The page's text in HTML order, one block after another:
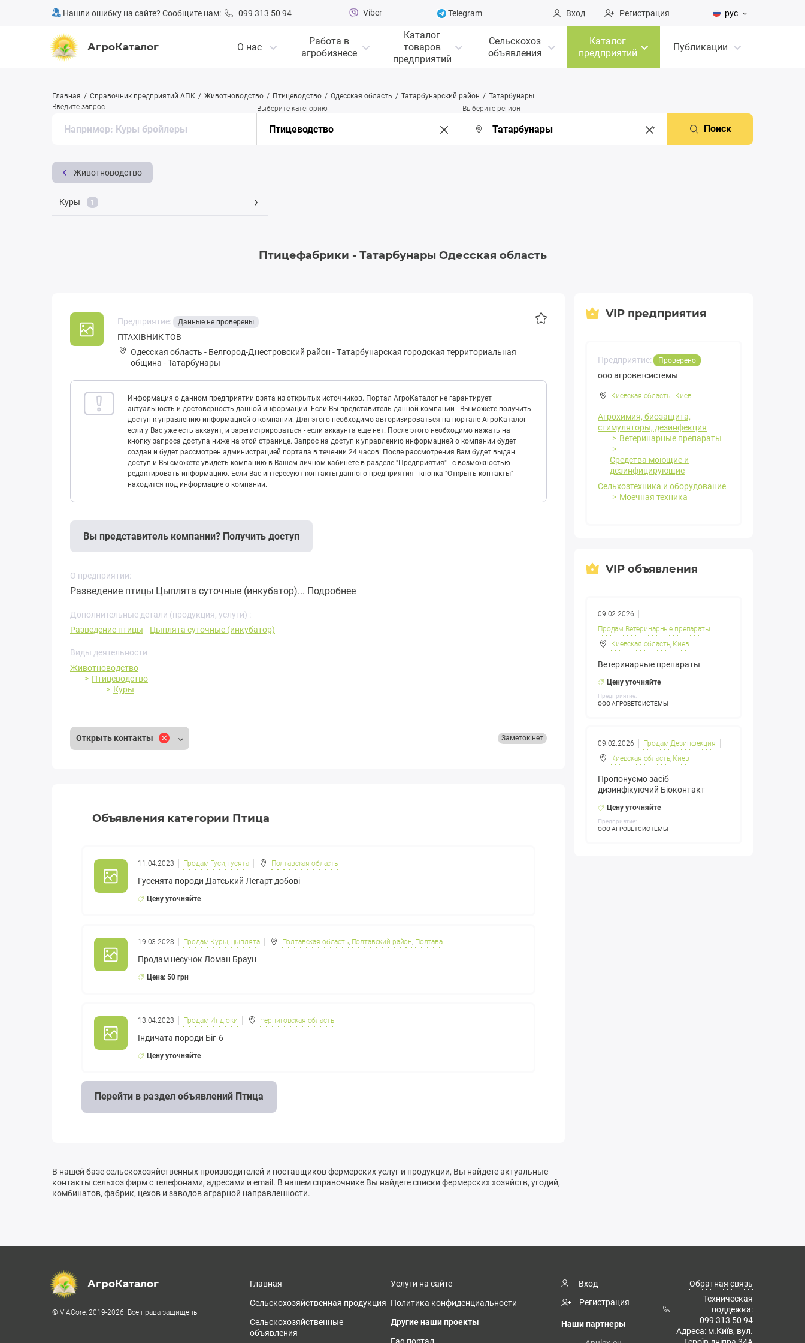
Нашли ошибку на сайте? Сообщите нам: 099 313 50 94 Viber Telegram Вход Регистрация рус
АгроКаталог О нас
Работа в
агробизнесе
Каталог
товаров
предприятий
Сельскохоз
объявления
Каталог
предприятий
Публикации
Главная Справочник предприятий АПК Животноводство Птицеводство Одесская область Татарбунарский район
Татарбунары
Введите запрос
Выберите категорию Выберите регион
Поиск
Животноводство
Куры 1
Птицефабрики - Татарбунары Одесская область
Предприятие: Данные не проверены
ПТАХІВНИК ТОВ
Одесская область - Белгород-Днестровский район -Тaтapбунapская городская территориальная
община -Татарбунары
Информация о данном предприятии взята из открытых источников. Портал АгроКаталог не гарантирует
актуальность и достоверность данной информации. Если Вы представитель данной компании - Вы можете получить
доступ к управлению информацией о компании. Для этого необходимо авторизироваться на портале АгроКаталог -
если у Вас уже есть аккаунт, и зарегистрироваться - если аккаунта еще нет. После этого необходимо нажать на
кнопку запроса доступа ниже на этой странице. Запрос на доступ к управлению информацией о компании будет
создан и будет рассмотрен администрацией портала в течении 24 часов. После рассмотрения Вам будет выдан
доступ и Вы сможете увидеть компанию в Вашем личном кабинете в разделе "Предприятия" - с возможностью
редактировать информацию. Если Вас интересуют контакты данного предприятия - кнопка "Открыть контакты"
находится под информацие о компании.
Вы представитель компании? Получить доступ
О предприятии:
Разведение птицы Цыплята суточные (инкубатор)... Подробнее
Дополнительные детали (продукция, услуги) :
Разведение птицы
Цыплята суточные (инкубатор)
Виды деятельности
Животноводство
Птицеводство
Куры
Открыть контакты Заметок нет
Объявления категории Птица
11.04.2023 Продам Гуси, гусята Полтавская область
Гусенята породи Датський Легарт добові
Цену уточняйте
19.03.2023 Продам Куры, цыплята Полтавская область, Полтавский район Полтава
Продам несучок Ломан Браун
Цена: 50 грн
13.04.2023 Продам Индюки Черниговская область
Індичата породи Біг-6
Цену уточняйте
Перейти в раздел объявлений Птица
VIP предприятия
Предприятие: Проверено
ооо агроветсистемы
Киевская область- Киев
Агрохимия, биозащита,
стимуляторы, дезинфекция
Ветеринарные препараты
Средства моющие и
дезинфицирующие
Сельхозтехника и оборудование
Моечная техника
VIP объявления
09.02.2026
Продам Ветеринарные препараты
Киевская область, Киев
Ветеринарные препараты
Цену уточняйте
Предприятие:
ООО АГРОВЕТСИСТЕМЫ
09.02.2026
Продам Дезинфекция
Киевская область, Киев
Пропонуємо засіб
дизинфікуючий Біоконтакт
Цену уточняйте
Предприятие:
ООО АГРОВЕТСИСТЕМЫ
В нашей базе сельскохозяйственных производителей и поставщиков фермерских услуг и продукции, Вы найдете актуальные
контакты сельхоз фирм с телефонами, адресами и email. В нашем справочнике Вы найдете списки фермерских хозяйств, угодий,
комбинатов, фабрик, цехов и заводов аграрной направленности.
АгроКаталог
© ViACore, 2019-2026. Все права защищены
Главная
Сельскохозяйственная продукция
Сельскохозяйственные
объявления
Услуги на сайте
Политика конфиденциальности
Другие наши проекты
Faq портал
Вход
Регистрация
Наши партнеры
Обратная связь
Техническая
поддежка:
099 313 50 94
Адреса: м.Київ, вул.